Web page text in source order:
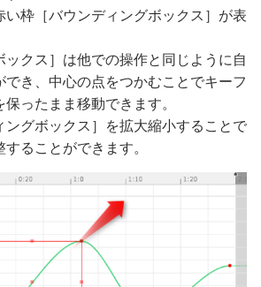
い枠［バウンディングボックス］が表
ックス］は他での操作と同じように自
でき、中心の点をつかむことでキーフ
ったまま移動できます。
ングボックス］を拡大縮小することで
ることができます。